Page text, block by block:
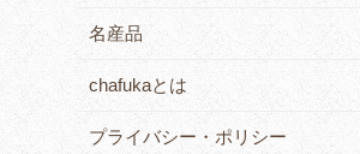
名産品
chafukaとは
プライバシー・ポリシー